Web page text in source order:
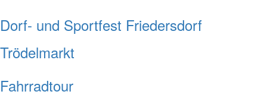
Dorf- und Sportfest Friedersdorf
Trödelmarkt
Fahrradtour